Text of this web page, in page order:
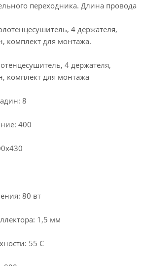
переходника. Длина провода
4 держателя,
комплект для монтажа.
4 держателя,
комплект для монтажа
8
400
80 вт
1,5 мм
55 С